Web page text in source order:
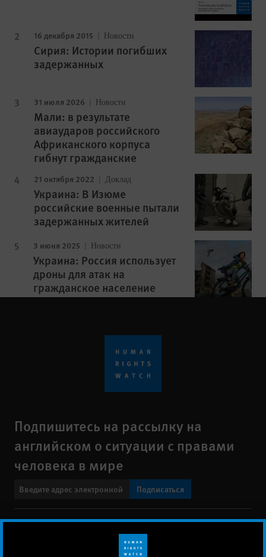
16 декабря 2015 Новости
Сирия: Истории погибших
задержанных
31 июля 2026 Новости
Мали: в результате
авиаударов российского
Африканского корпуса
гибнут гражданские
21 октября 2022 Доклад
Украина: В Изюме
российские военные пытали
задержанных жителей
3 июня 2025 Новости
Украина: Россия использует
дроны для атак на
гражданское население
Подпишитесь на рассылку на
английском о ситуации с правами
человека в мире
Подписаться
Свяжитесь с нами